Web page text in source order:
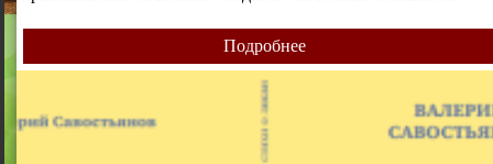
Подробнее